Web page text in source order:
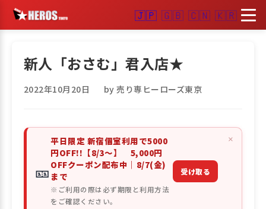
🇯🇵 🇬🇧 🇨🇳 🇰🇷
新人「おさむ」君入店★
2022年10月20日 by 売り専ヒーローズ東京
🎫
平日限定 新宿個室利用で5000
円OFF!!【8/3～】 5,000円
OFFクーポン配布中｜8/7(金)
まで
※ご利用の際は必ず期限と利用方法
をご確認ください。
受け取る
×